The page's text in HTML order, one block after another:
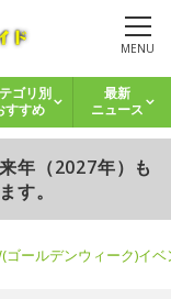
MENU
ゴリ別
すすめ
最新
ニュース
年（2027年）も
す。
ゴールデンウィーク)イ